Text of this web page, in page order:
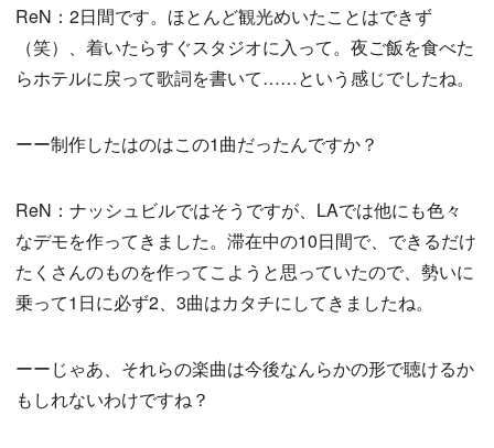
ReN：2日間です。ほとんど観光めいたことはできず
（笑）、着いたらすぐスタジオに入って。夜ご飯を食べた
らホテルに戻って歌詞を書いて……という感じでしたね。
ーー制作したはのはこの1曲だったんですか？
ReN：ナッシュビルではそうですが、LAでは他にも色々
なデモを作ってきました。滞在中の10日間で、できるだけ
たくさんのものを作ってこようと思っていたので、勢いに
乗って1日に必ず2、3曲はカタチにしてきましたね。
ーーじゃあ、それらの楽曲は今後なんらかの形で聴けるか
もしれないわけですね？